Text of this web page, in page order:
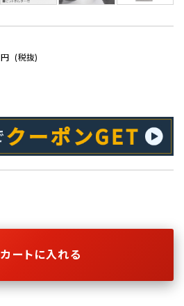
円 (税抜)
カートに入れる